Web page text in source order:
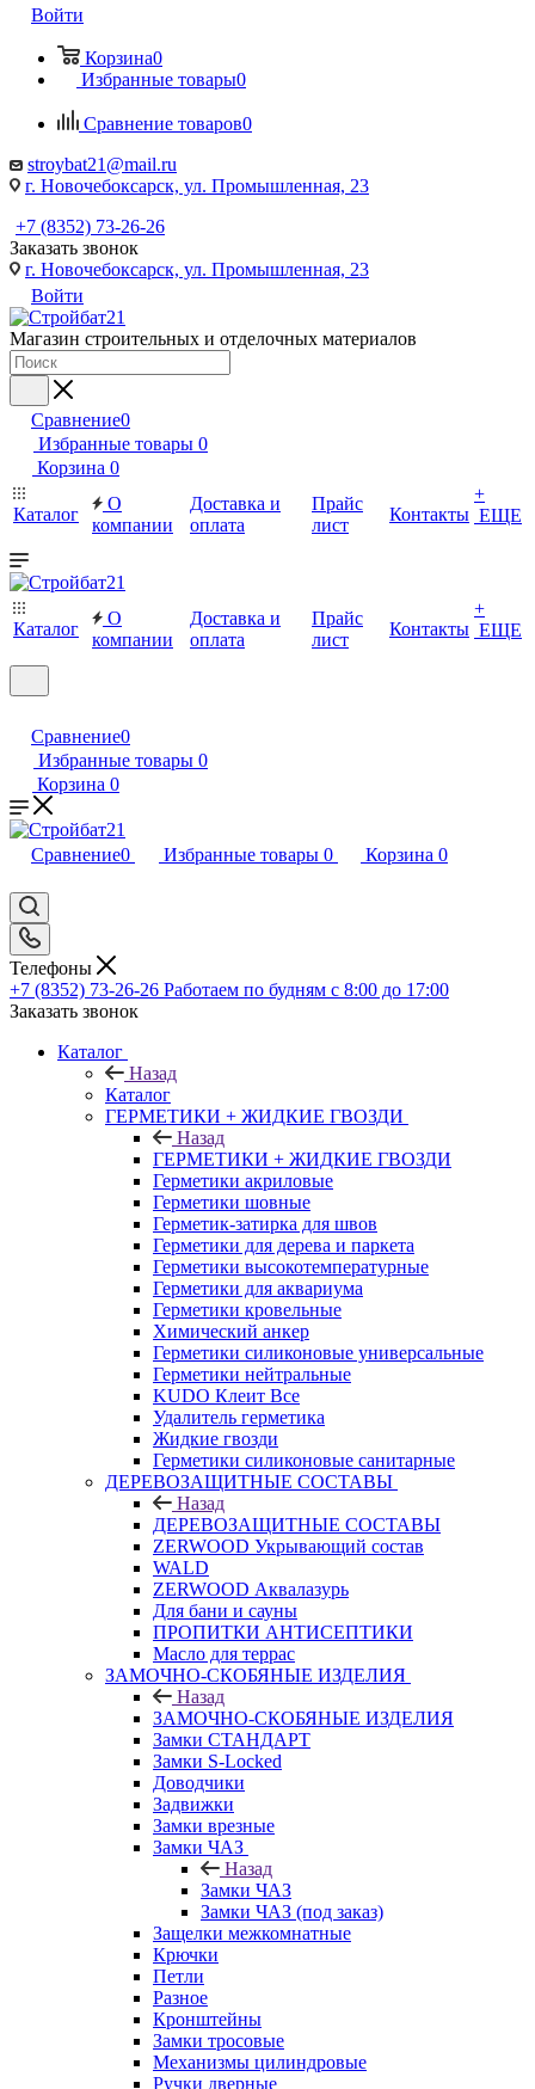
Войти
Корзина0
Избранные товары0
Сравнение товаров0
stroybat21@mail.ru
г. Новочебоксарск, ул. Промышленная, 23
+7 (8352) 73-26-26
Заказать звонок
г. Новочебоксарск, ул. Промышленная, 23
Войти
Магазин строительных и отделочных материалов
Сравнение0
Избранные товары 0
Корзина 0
Каталог
О
компании
Доставка и
оплата
Прайс
лист
Контакты
+
ЕЩЕ
Каталог
О
компании
Доставка и
оплата
Прайс
лист
Контакты
+
ЕЩЕ
Сравнение0
Избранные товары 0
Корзина 0
Сравнение0 Избранные товары 0 Корзина 0
Телефоны
+7 (8352) 73-26-26 Работаем по будням с 8:00 до 17:00
Заказать звонок
Каталог
Назад
Каталог
ГЕРМЕТИКИ + ЖИДКИЕ ГВОЗДИ
Назад
ГЕРМЕТИКИ + ЖИДКИЕ ГВОЗДИ
Герметики акриловые
Герметики шовные
Герметик-затирка для швов
Герметики для дерева и паркета
Герметики высокотемпературные
Герметики для аквариума
Герметики кровельные
Химический анкер
Герметики силиконовые универсальные
Герметики нейтральные
KUDO Клеит Все
Удалитель герметика
Жидкие гвозди
Герметики силиконовые санитарные
ДЕРЕВОЗАЩИТНЫЕ СОСТАВЫ
Назад
ДЕРЕВОЗАЩИТНЫЕ СОСТАВЫ
ZERWOOD Укрывающий состав
WALD
ZERWOOD Аквалазурь
Для бани и сауны
ПРОПИТКИ АНТИСЕПТИКИ
Масло для террас
ЗАМОЧНО-СКОБЯНЫЕ ИЗДЕЛИЯ
Назад
ЗАМОЧНО-СКОБЯНЫЕ ИЗДЕЛИЯ
Замки СТАНДАРТ
Замки S-Locked
Доводчики
Задвижки
Замки врезные
Замки ЧАЗ
Назад
Замки ЧАЗ
Замки ЧАЗ (под заказ)
Защелки межкомнатные
Крючки
Петли
Разное
Кронштейны
Замки тросовые
Механизмы цилиндровые
Ручки дверные